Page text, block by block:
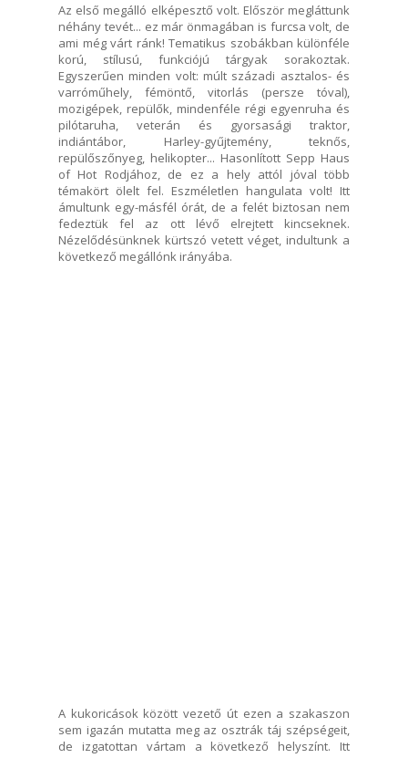
Az első megálló elképesztő volt. Először megláttunk
néhány tevét... ez már önmagában is furcsa volt, de
ami még várt ránk! Tematikus szobákban különféle
korú, stílusú, funkciójú tárgyak sorakoztak.
Egyszerűen minden volt: múlt századi asztalos- és
varróműhely, fémöntő, vitorlás (persze tóval),
mozigépek, repülők, mindenféle régi egyenruha és
pilótaruha, veterán és gyorsasági traktor,
indiántábor, Harley-gyűjtemény, teknős,
repülőszőnyeg, helikopter... Hasonlított Sepp Haus
of Hot Rodjához, de ez a hely attól jóval több
témakört ölelt fel. Eszméletlen hangulata volt! Itt
ámultunk egy-másfél órát, de a felét biztosan nem
fedeztük fel az ott lévő elrejtett kincseknek.
Nézelődésünknek kürtszó vetett véget, indultunk a
következő megállónk irányába.
A kukoricások között vezető út ezen a szakaszon
sem igazán mutatta meg az osztrák táj szépségeit,
de izgatottan vártam a következő helyszínt. Itt